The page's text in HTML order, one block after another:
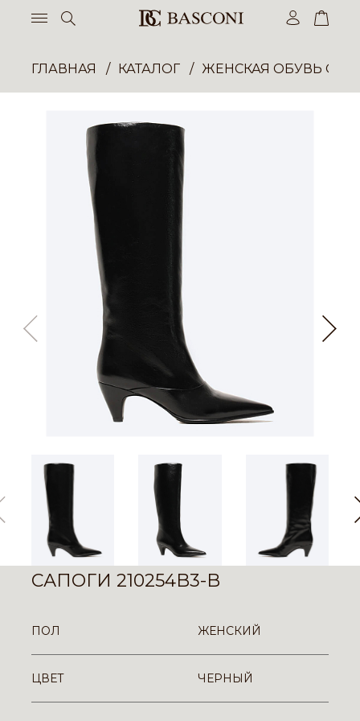
ГЛАВНАЯ КАТАЛОГ ЖЕНСКАЯ ОБУВЬ
САПОГИ 210254B3-B
ПОЛ ЖЕНСКИЙ
ЦВЕТ ЧЕРНЫЙ